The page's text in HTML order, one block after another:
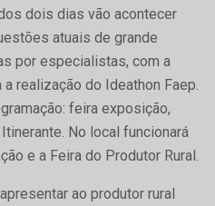
dois dias vão acontecer
atuais de grande
por especialistas, com a
realização do Ideathon Faep.
feira exposição,
No local funcionará
e a Feira do Produtor Rural.
ao produtor rural